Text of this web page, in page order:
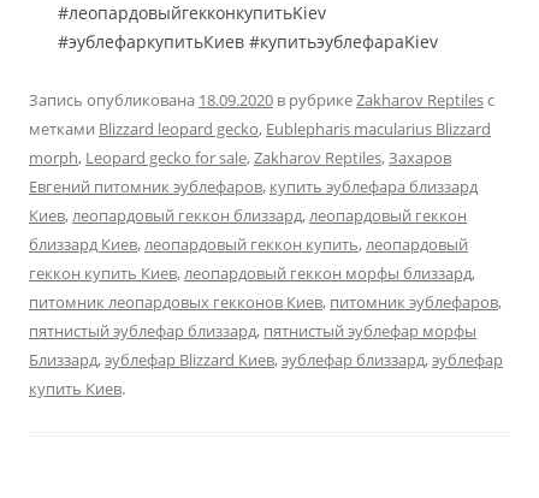
#леопардовыйгекконкупитьKiev
#эублефаркупитьКиев #купитьэублефараKiev
Запись опубликована 18.09.2020 в рубрикеZakharov Reptilesс
метками Blizzard leopard gecko, Eublepharis macularius Blizzard
morph, Leopard gecko for sale,Zakharov Reptiles,Захаров
Евгений питомник эублефаров, купить эублефара близзард
Киев,леопардовый геккон близзард,леопардовый геккон
близзард Киев,леопардовый геккон купить,леопардовый
геккон купить Киев,леопардовый геккон морфы близзард,
питомник леопардовых гекконов Киев, питомник эублефаров,
пятнистый эублефар близзард, пятнистый эублефар морфы
Близзард,эублефар Blizzard Киев,эублефар близзард,эублефар
купить Киев.